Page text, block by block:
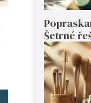
Šetrné